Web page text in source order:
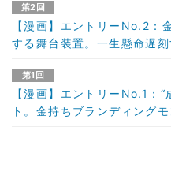
第2回
【漫画】エントリーNo.2：
する舞台装置。一生懸命遅
第1回
【漫画】エントリーNo.1：
ト。金持ちブランディング